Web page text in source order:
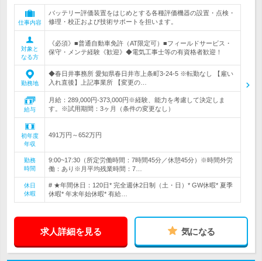
仕事内容
バッテリー評価装置をはじめとする各種評価機器の設置・点検・
修理・校正および技術サポートを担います。
対象と
なる方
《必須》■普通自動車免許（AT限定可）■フィールドサービス・
保守・メンテ経験《歓迎》◆電気工事士等の有資格者歓迎！
勤務地
◆春日井事務所 愛知県春日井市上条町3-24-5 ※転勤なし 【雇い
入れ直後】上記事業所 【変更の…
給与
月給：289,000円-373,000円※経験、能力を考慮して決定しま
す。※試用期間：3ヶ月（条件の変更なし）
初年度
年収
491万円～652万円
勤務
時間
9:00~17:30（所定労働時間：7時間45分／休憩45分）※時間外労
働：あり※月平均残業時間：7…
休日
休暇
# ★年間休日：120日* 完全週休2日制（土・日）* GW休暇* 夏季
休暇* 年末年始休暇* 有給…
求人詳細を見る 気になる